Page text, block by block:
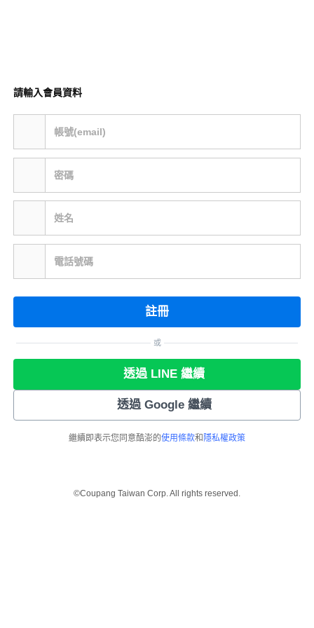
請輸入會員資料
帳號(email)
密碼
姓名
電話號碼
註冊
或
透過 LINE 繼續
透過 Google 繼續
繼續即表示您同意酷澎的使用條款和 隱私權政策
©Coupang Taiwan Corp. All rights reserved.